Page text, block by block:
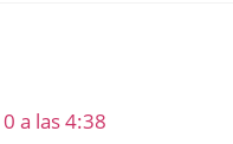
a las 4:38